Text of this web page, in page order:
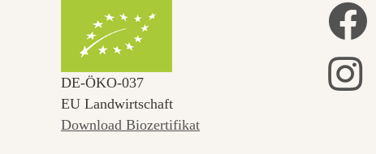
DE‑ÖKO‑037
EU Landwirtschaft
Download Biozertifikat